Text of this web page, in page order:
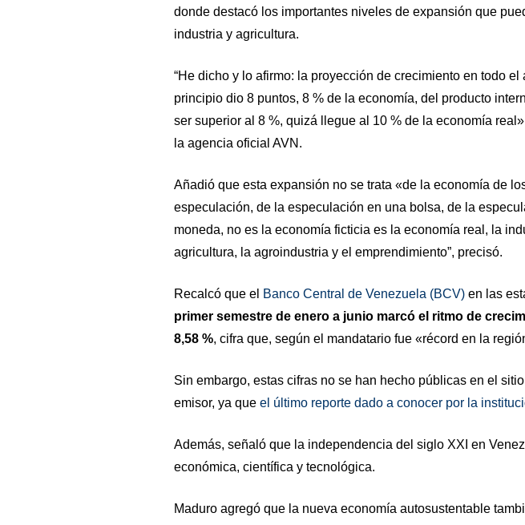
donde destacó los importantes niveles de expansión que
industria y agricultura.
“He dicho y lo afirmo: la proyección de crecimiento en todo el
principio dio 8 puntos, 8 % de la economía, del producto
ser superior al 8 %, quizá llegue al 10 % de la economía
la agencia oficial AVN.
Añadió que esta expansión no se trata «de la economía de
especulación, de la especulación en una bolsa, de la
moneda, no es la economía ficticia es la economía real, la
agricultura, la agroindustria y el emprendimiento”, precisó.
Recalcó que el Banco Central de Venezuela (BCV)en las
primer semestre de enero a junio marcó el ritmo de
8,58 %, cifra que, según el mandatario fue «récord en la
Sin embargo, estas cifras no se han hecho públicas en el
emisor, ya que el último reporte dado a conocer por la
Además, señaló que la independencia del siglo XXI en
económica, científica y tecnológica.
Maduro agregó que la nueva economía autosustentable